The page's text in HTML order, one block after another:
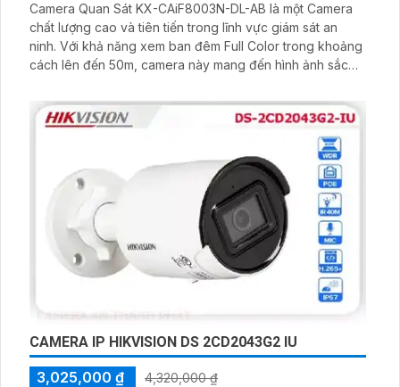
Camera Quan Sát KX-CAiF8003N-DL-AB là một Camera
chất lượng cao và tiên tiến trong lĩnh vực giám sát an
ninh. Với khả năng xem ban đêm Full Color trong khoảng
cách lên đến 50m, camera này mang đến hình ảnh sắc
phân giải 8.0 MP và công nghệ IP hiện đại cho phép
người dùng theo dõi và ghi lại hình ảnh rõ ràng, tiện lợi và
CAMERA IP HIKVISION DS 2CD2043G2 IU
3,025,000 ₫
4,320,000 ₫